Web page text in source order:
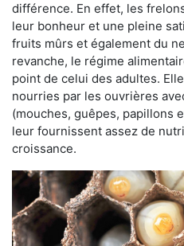
différence. En effet, les
leur bonheur et une pleine
fruits mûrs et également du
revanche, le régime
point de celui des adultes.
nourries par les ouvrières
(mouches, guêpes, papillons
leur fournissent assez de
croissance.